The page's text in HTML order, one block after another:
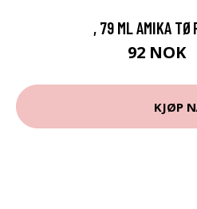
, 79 ML AMIKA
92 NOK
KJØP